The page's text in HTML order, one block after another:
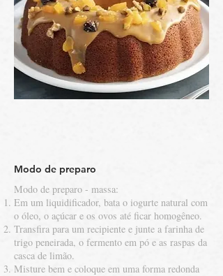
Modo de preparo
Modo de preparo - massa:
Em um liquidificador, bata o iogurte natural com
o óleo, o açúcar e os ovos até ficar homogêneo.
Transfira para um recipiente e junte a farinha de
trigo peneirada, o fermento em pó e as raspas da
casca de limão.
Misture bem e coloque em uma forma redonda